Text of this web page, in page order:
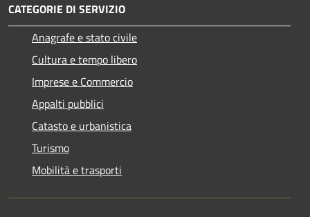
CATEGORIE DI SERVIZIO
Anagrafe e stato civile
Cultura e tempo libero
Imprese e Commercio
Appalti pubblici
Catasto e urbanistica
Turismo
Mobilità e trasporti